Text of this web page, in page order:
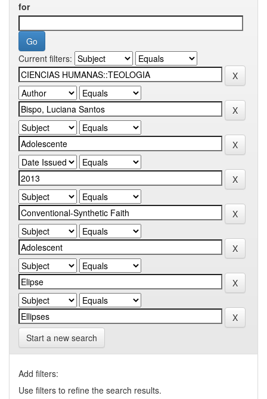
for
Current filters:
Start a new search
Add filters:
Use filters to refine the search results.